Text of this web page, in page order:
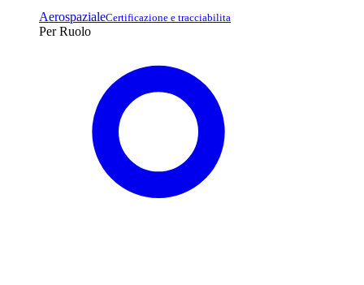
AerospazialeCertificazione e tracciabilita
Per Ruolo